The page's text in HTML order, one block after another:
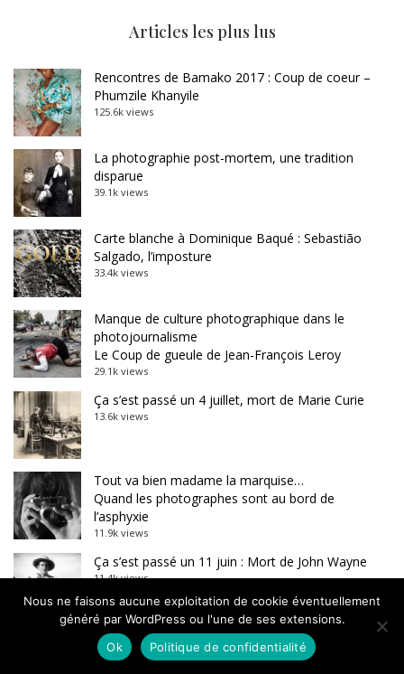
Articles les plus lus
Rencontres de Bamako 2017 : Coup de coeur –
Phumzile Khanyile
125.6k views
La photographie post-mortem, une tradition
disparue
39.1k views
Carte blanche à Dominique Baqué : Sebastião
Salgado, l’imposture
33.4k views
Manque de culture photographique dans le
photojournalisme
Le Coup de gueule de Jean-François Leroy
29.1k views
Ça s’est passé un 4 juillet, mort de Marie Curie
13.6k views
Tout va bien madame la marquise…
Quand les photographes sont au bord de
l’asphyxie
11.9k views
Ça s’est passé un 11 juin : Mort de John Wayne
11.4k views
Futur technicolor, une série de Benjamin Barda
10k views
Nous ne faisons aucune exploitation de cookie éventuellement
généré par WordPress ou l'une de ses extensions.
Ok
Politique de confidentialité